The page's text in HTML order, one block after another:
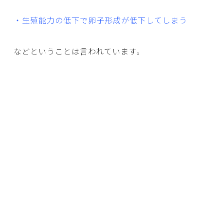
・生殖能力の低下で卵子形成が低下してしまう
などということは言われています。